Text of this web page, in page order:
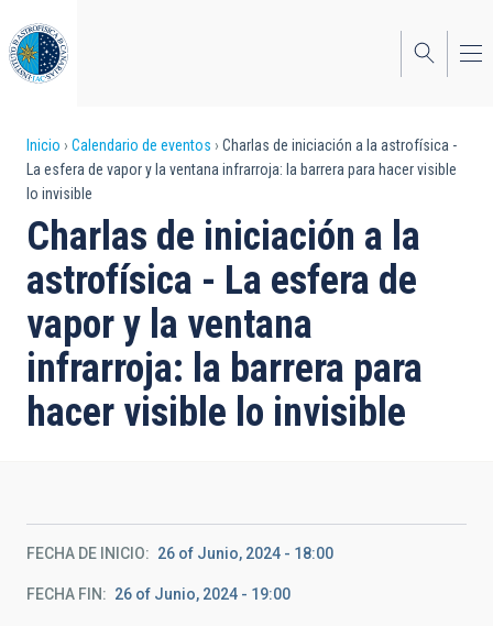
al
contenido
principal
Sobrescribir
enlaces
de
ayuda
a
la
navegación
Inicio Calendario de eventos
Charlas de iniciación a la astrofísica -
La esfera de vapor y la ventana infrarroja: la barrera para hacer visible
lo invisible
Charlas de iniciación a la
astrofísica - La esfera de
vapor y la ventana
infrarroja: la barrera para
hacer visible lo invisible
FECHA DE INICIO 26 of Junio, 2024 - 18:00
FECHA FIN 26 of Junio, 2024 - 19:00